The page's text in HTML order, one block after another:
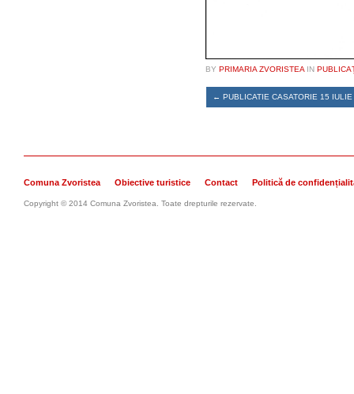
BY PRIMARIA ZVORISTEA IN
← PUBLICATIE CASATORIE 15
Comuna Zvoristea Obiective turistice Contact Politică de
Copyright © 2014 Comuna Zvoristea. Toate drepturile rezervate.